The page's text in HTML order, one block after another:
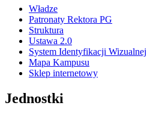
Władze
Patronaty Rektora PG
Struktura
Ustawa 2.0
System Identyfikacji Wizualnej
Mapa Kampusu
Sklep internetowy
Jednostki